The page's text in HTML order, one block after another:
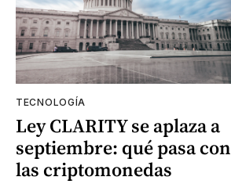
TECNOLOGÍA
Ley CLARITY se aplaza a
septiembre: qué pasa con
las criptomonedas